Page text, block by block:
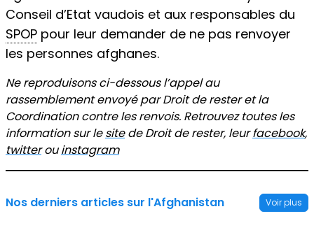
Conseil d’Etat vaudois et aux responsables du
SPOP pour leur demander de ne pas renvoyer
les personnes afghanes.
Ne reproduisons ci-dessous l’appel au
rassemblement envoyé par Droit de rester et la
Coordination contre les renvois. Retrouvez toutes les
information sur lesitede Droit de rester, leurfacebook,
twitterouinstagram
Nos derniers articles sur l'Afghanistan Voir plus